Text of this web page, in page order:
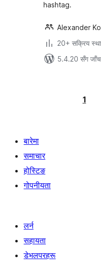
hashtag.
Alexander
20+ सक्रिय
5.4.20 सँग जाँच
पृष्ठाङ्कन1
बारेमा
समाचार
होस्टिङ
गोपनीयता
लर्न
सहायता
डेभलपरहरू